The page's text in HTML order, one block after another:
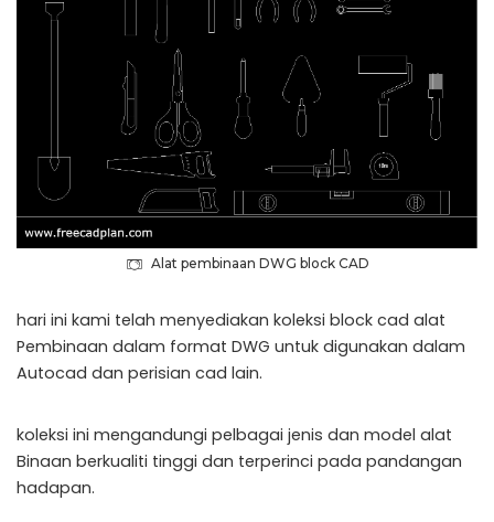
Alat pembinaan DWG block CAD
hari ini kami telah menyediakan koleksi block cad alat
Pembinaan dalam format DWG untuk digunakan dalam
Autocad dan perisian cad lain.
koleksi ini mengandungi pelbagai jenis dan model alat
Binaan berkualiti tinggi dan terperinci pada pandangan
hadapan.